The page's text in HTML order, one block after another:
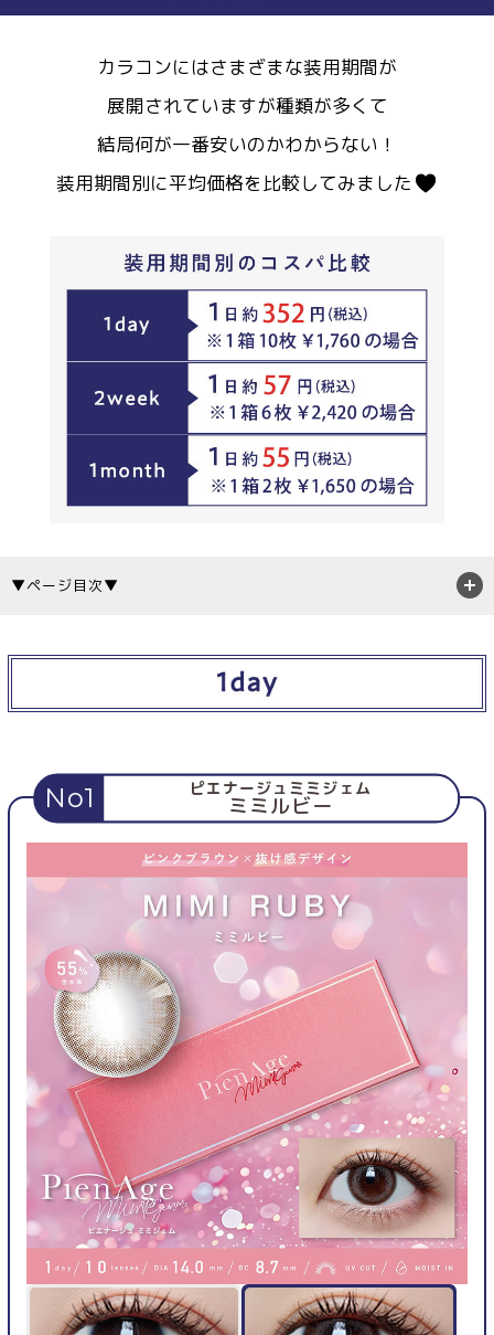
カラコンにはさまざまな装用期間が
展開されていますが種類が多くて
結局何が一番安いのかわからない！
装用期間別に平均価格を比較してみました
▼ページ目次▼
No1 ピエナージュミミジェム
ミミルビー